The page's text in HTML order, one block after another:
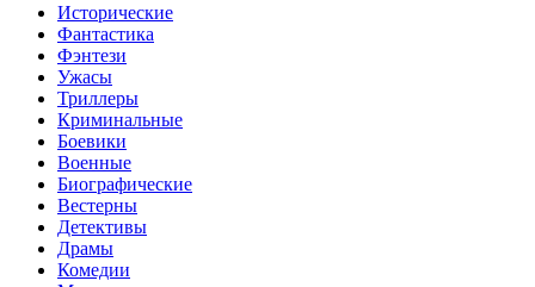
Исторические
Фантастика
Фэнтези
Ужасы
Триллеры
Криминальные
Боевики
Военные
Биографические
Вестерны
Детективы
Драмы
Комедии